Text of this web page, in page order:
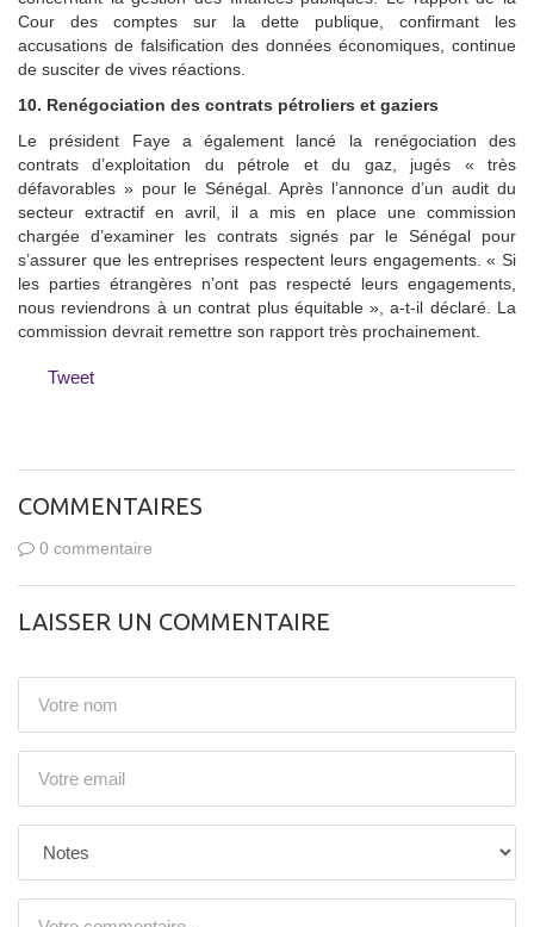
Cour des comptes sur la dette publique, confirmant les
accusations de falsification des données économiques, continue
de susciter de vives réactions.
10. Renégociation des contrats pétroliers et gaziers
Le président Faye a également lancé la renégociation des
contrats d’exploitation du pétrole et du gaz, jugés « très
défavorables » pour le Sénégal. Après l’annonce d’un audit du
secteur extractif en avril, il a mis en place une commission
chargée d’examiner les contrats signés par le Sénégal pour
s’assurer que les entreprises respectent leurs engagements. « Si
les parties étrangères n’ont pas respecté leurs engagements,
nous reviendrons à un contrat plus équitable », a-t-il déclaré. La
commission devrait remettre son rapport très prochainement.
Tweet
COMMENTAIRES
0 commentaire
LAISSER UN COMMENTAIRE